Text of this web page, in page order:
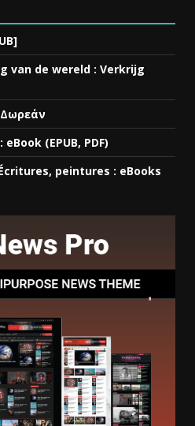
van de wereld : Verkrijg
(EPUB, PDF)
peintures : eBooks